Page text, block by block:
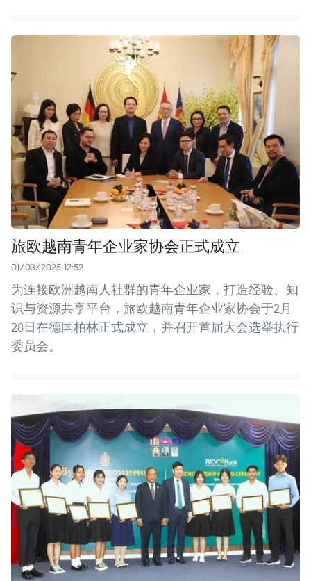
旅欧越南青年企业家协会正式成立
01/03/2025 12:52
为连接欧洲越南人社群的青年企业家，打造经验、知
识与资源共享平台，旅欧越南青年企业家协会于2月
28日在德国柏林正式成立，并召开首届大会选举执行
委员会。